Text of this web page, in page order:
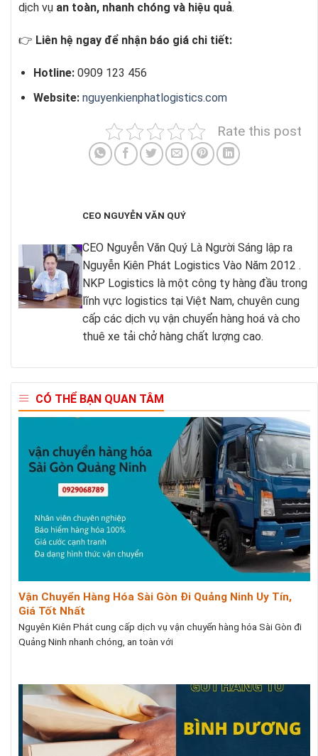
dịch vụ an toàn, nhanh chóng và hiệu quả.
👉 Liên hệ ngay để nhận báo giá chi tiết:
Hotline:0909 123 456
Website: nguyenkienphatlogistics.com
Rate this post
CEO NGUYỄN VĂN QUÝ
CEO Nguyễn Văn Quý Là Người Sáng lập ra
Nguyễn Kiên Phát Logistics Vào Năm 2012 .
NKP Logistics là một công ty hàng đầu trong
lĩnh vực logistics tại Việt Nam, chuyên cung
cấp các dịch vụ vận chuyển hàng hoá và cho
thuê xe tải chở hàng chất lượng cao.
CÓ THỂ BẠN QUAN TÂM
Vận Chuyển Hàng Hóa Sài Gòn Đi Quảng Ninh Uy Tín,
Giá Tốt Nhất
Nguyên Kiên Phát cung cấp dịch vụ vận chuyển hàng hóa Sài Gòn đi
Quảng Ninh nhanh chóng, an toàn với